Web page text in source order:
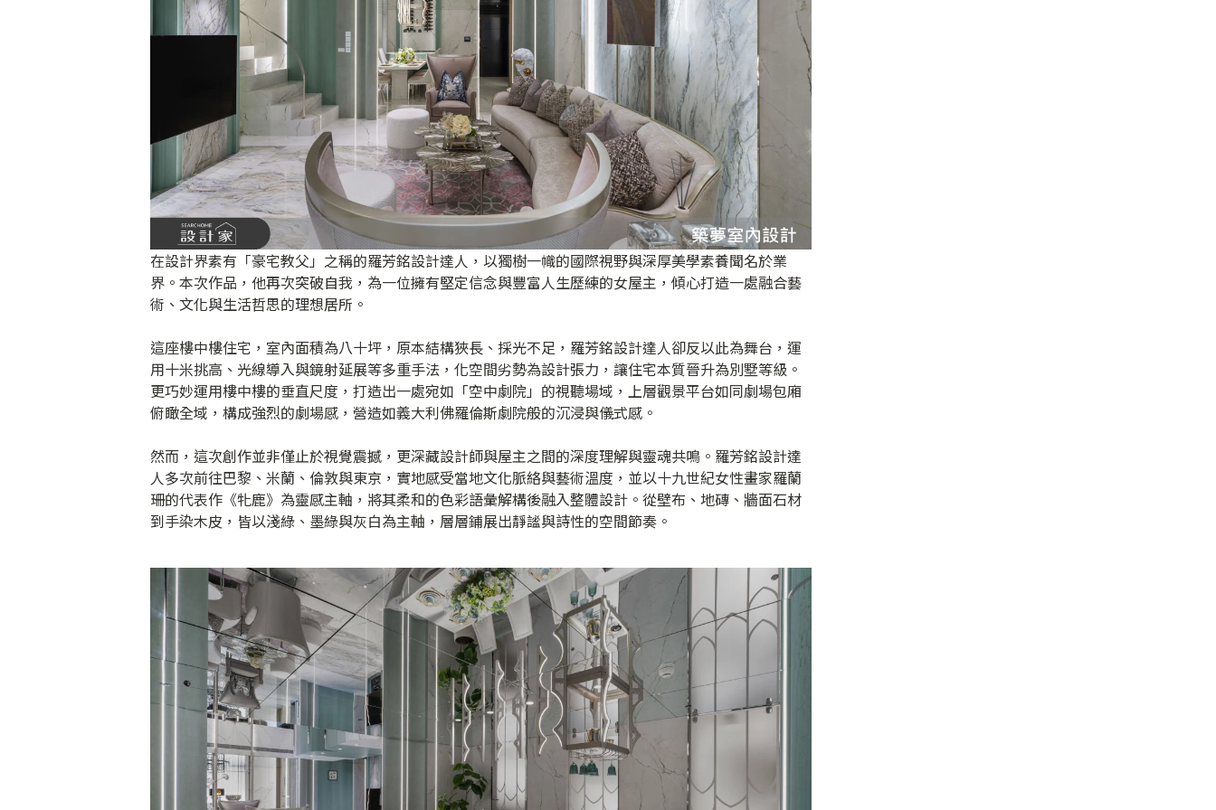
在設計界素有「豪宅教父」之稱的羅芳銘設計達人，以獨樹一幟的國際視野與深厚美學素養聞名於業
界。本次作品，他再次突破自我，為一位擁有堅定信念與豐富人生歷練的女屋主，傾心打造一處融合藝
術、文化與生活哲思的理想居所。
這座樓中樓住宅，室內面積為八十坪，原本結構狹長、採光不足，羅芳銘設計達人卻反以此為舞台，運
用十米挑高、光線導入與鏡射延展等多重手法，化空間劣勢為設計張力，讓住宅本質晉升為別墅等級。
更巧妙運用樓中樓的垂直尺度，打造出一處宛如「空中劇院」的視聽場域，上層觀景平台如同劇場包廂
俯瞰全域，構成強烈的劇場感，營造如義大利佛羅倫斯劇院般的沉浸與儀式感。
然而，這次創作並非僅止於視覺震撼，更深藏設計師與屋主之間的深度理解與靈魂共鳴。羅芳銘設計達
人多次前往巴黎、米蘭、倫敦與東京，實地感受當地文化脈絡與藝術溫度，並以十九世紀女性畫家羅蘭
珊的代表作《牝鹿》為靈感主軸，將其柔和的色彩語彙解構後融入整體設計。從壁布、地磚、牆面石材
到手染木皮，皆以淺綠、墨綠與灰白為主軸，層層鋪展出靜謐與詩性的空間節奏。